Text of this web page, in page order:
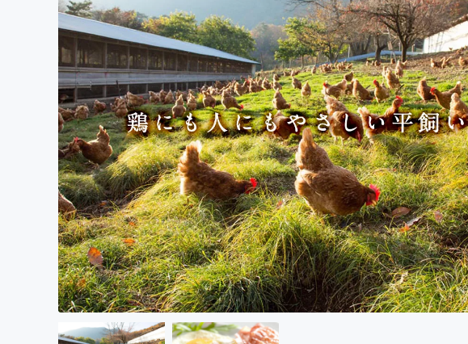
テクノロジー・ガジェット ゲーム・サービ
映像・映画 書籍・雑誌出版
ビジネス・起業 チャレンジ
まちづくり・地域活性化